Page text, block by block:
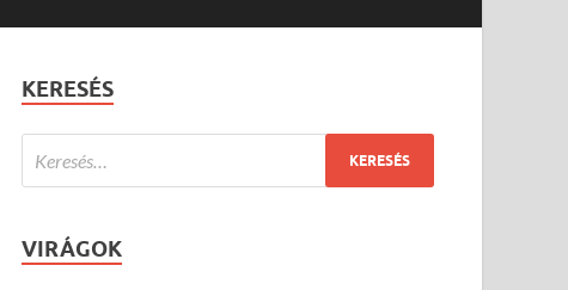
KERESÉS
VIRÁGOK